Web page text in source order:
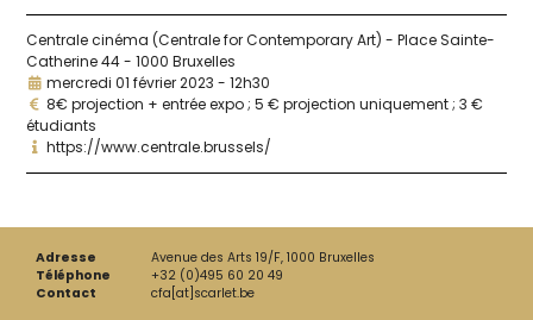
Centrale cinéma (Centrale for Contemporary Art) - Place Sainte-
Catherine 44 - 1000 Bruxelles
mercredi 01 février 2023 - 12h30
8€ projection + entrée expo ; 5 € projection uniquement ; 3 €
étudiants
https://www.centrale.brussels/
Adresse
Avenue des Arts 19/F, 1000 Bruxelles
Téléphone
+32 (0)495 60 20 49
Contact
cfa[at]scarlet.be